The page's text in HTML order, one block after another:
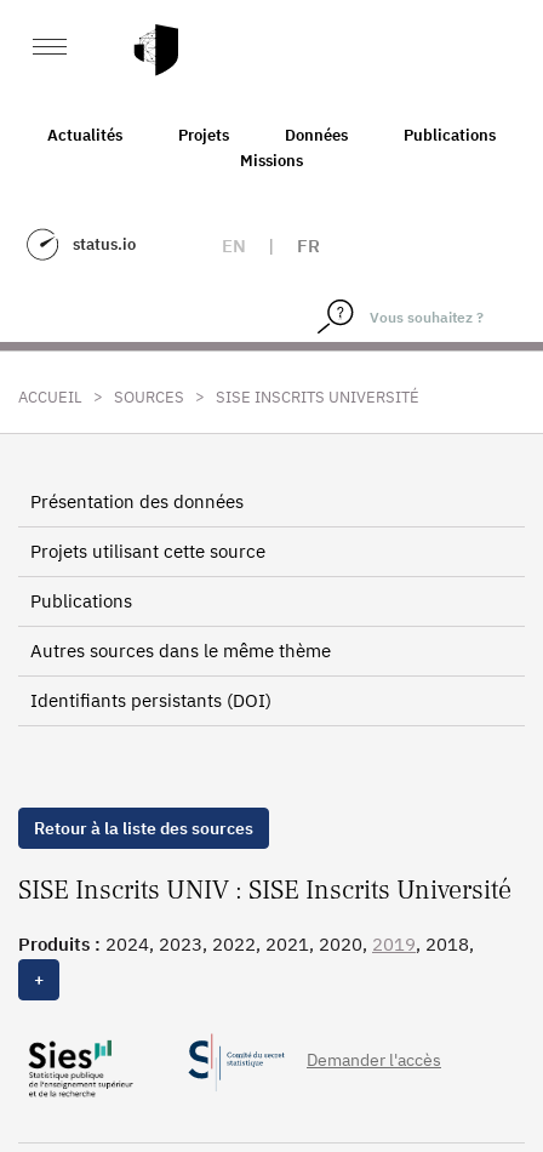
Actualités Projets Données
Publications
Missions
status.io EN | FR
ACCUEIL > SOURCES > SISE INSCRITS UNIVERSITÉ
Présentation des données
Projets utilisant cette source
Publications
Autres sources dans le même thème
Identifiants persistants (DOI)
Retour à la liste des sources
SISE Inscrits UNIV : SISE Inscrits Université
Produits : 2024, 2023, 2022, 2021, 2020, 2019, 2018,
2017, 2016, 2015, 2014, 2013, 2012, 2011, 2010
+
Demander l'accès